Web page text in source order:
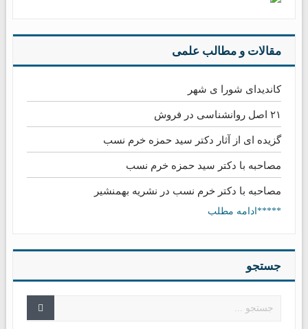
مقالات و مطالب علمی
کاندیدای شورا ی شهر
۲۱ اصل روانشناسی در فروش
گزیده ای از آثار دکتر سید حمزه خرم نسب
مصاحبه با دکتر سید حمزه خرم نسب
مصاحبه با دکتر خرم نسب در نشریه بهمنشیر
*****ادامه مطلب
جستجو